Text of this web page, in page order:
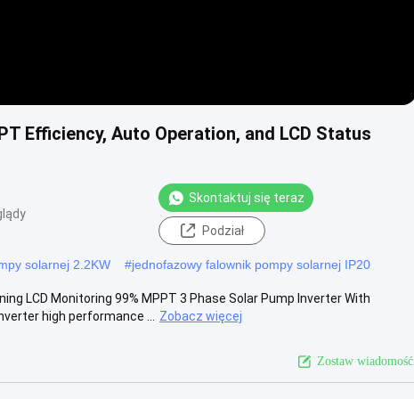
Efficiency, Auto Operation, and LCD Status
Skontaktuj się teraz
Podział
solarnej 2.2KW #jednofazowy falownik pompy solarnej IP20
LCD Monitoring 99% MPPT 3 Phase Solar Pump Inverter With
high performance ...
Zobacz więcej
Zostaw wiadomość.